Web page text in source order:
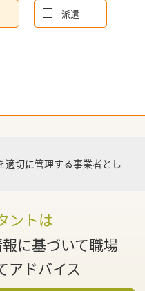
派遣
適切に管理する事業者とし
ントは
に基づいて職場
アドバイス